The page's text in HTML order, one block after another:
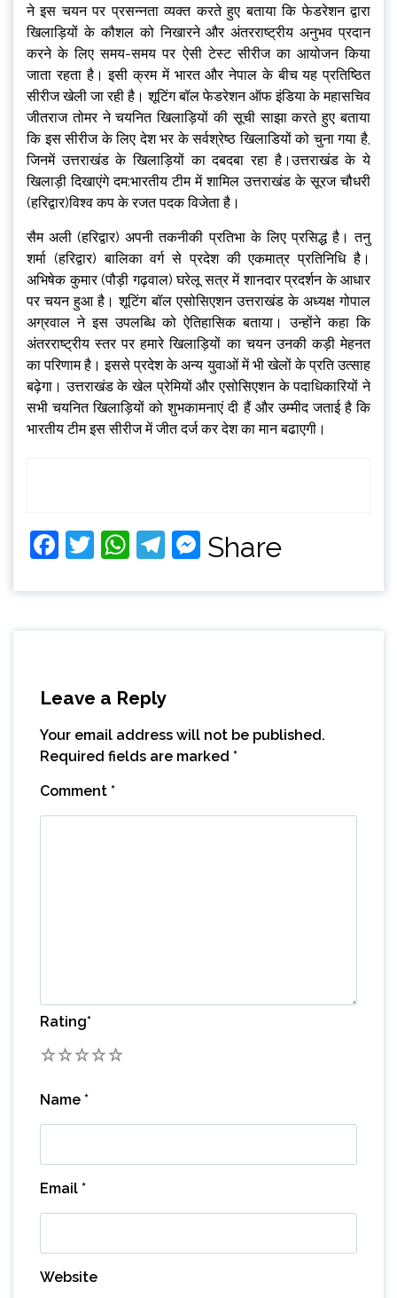
ने इस चयन पर प्रसन्नता व्यक्त करते हुए बताया कि फेडरेशन द्वारा
खिलाड़ियों के कौशल को निखारने और अंतरराष्ट्रीय अनुभव प्रदान
करने के लिए समय-समय पर ऐसी टेस्ट सीरीज का आयोजन किया
जाता रहता है। इसी क्रम में भारत और नेपाल के बीच यह प्रतिष्ठित
सीरीज खेली जा रही है। शूटिंग बॉल फेडरेशन ऑफ इंडिया के महासचिव
जीतराज तोमर ने चयनित खिलाड़ियों की सूची साझा करते हुए बताया
कि इस सीरीज के लिए देश भर के सर्वश्रेष्ठ खिलाडियों को चुना गया है,
जिनमें उत्तराखंड के खिलाड़ियों का दबदबा रहा है।उत्तराखंड के ये
खिलाड़ी दिखाएंगे दम:भारतीय टीम में शामिल उत्तराखंड के सूरज चौधरी
(हरिद्वार)विश्व कप के रजत पदक विजेता है।
सैम अली (हरिद्वार) अपनी तकनीकी प्रतिभा के लिए प्रसिद्ध है। तनु
शर्मा (हरिद्वार) बालिका वर्ग से प्रदेश की एकमात्र प्रतिनिधि है।
अभिषेक कुमार (पौड़ी गढ़वाल) घरेलू सत्र में शानदार प्रदर्शन के आधार
पर चयन हुआ है। शूटिंग बॉल एसोसिएशन उत्तराखंड के अध्यक्ष गोपाल
अग्रवाल ने इस उपलब्धि को ऐतिहासिक बताया। उन्होंने कहा कि
अंतरराष्ट्रीय स्तर पर हमारे खिलाड़ियों का चयन उनकी कड़ी मेहनत
का परिणाम है। इससे प्रदेश के अन्य युवाओं में भी खेलों के प्रति उत्साह
बढ़ेगा। उत्तराखंड के खेल प्रेमियों और एसोसिएशन के पदाधिकारियों ने
सभी चयनित खिलाड़ियों को शुभकामनाएं दी हैं और उम्मीद जताई है कि
भारतीय टीम इस सीरीज में जीत दर्ज कर देश का मान बढाएगी।
Facebook
Twitter
WhatsApp
Telegram
Messenger
Share
Leave a Reply
Your email address will not be published.
Required fields are marked *
Comment *
Rating*
5
4
3
2
Name *
Email *
Website